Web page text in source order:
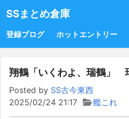
SSまとめ倉庫
登録ブログ ホットエントリー
翔鶴「いくわよ、瑞鶴」
Posted by SS古今東西
2025/02/24 21:17
艦これ